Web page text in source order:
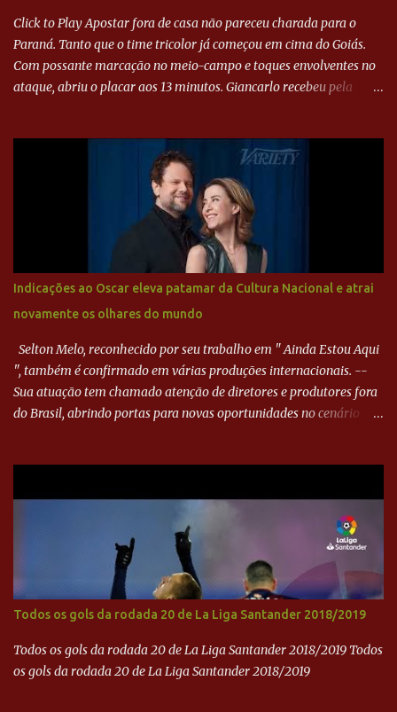
Click to Play Apostar fora de casa não pareceu charada para o
Paraná. Tanto que o time tricolor já começou em cima do Goiás.
Com possante marcação no meio-campo e toques envolventes no
ataque, abriu o placar aos 13 minutos. Giancarlo recebeu pela
Paraná ampliou a vantagem aos 21 minutos. Éverton Garroni
desviou cruzamento de cabeça e, mesmo de costas, incidiu o canto
direito de Harlei. O goleiro esmeraldino se esticou e até tocou na
bola, mas não o suficiente para desviar sua trajetória. O ataque do
Goiás era nulo, tanto que o Paraná seguiu em cima. Aos 32
minutos, Jefferson cabeceou e Harlei fez grande defesa. Seis
minutos depois, Wellington encheu o pé e quase surpreendeu o
goleiro rival, que novamente defendeu. No fim, Jefferson teve
outra boa chance, mas parou no goleiro. Gol para matar espera...
Indicações ao Oscar eleva patamar da Cultura Nacional e atrai
novamente os olhares do mundo
Selton Melo, reconhecido por seu trabalho em " Ainda Estou Aqui
", também é confirmado em várias produções internacionais. --
Sua atuação tem chamado atenção de diretores e produtores fora
do Brasil, abrindo portas para novas oportunidades no cenário
Todos os gols da rodada 20 de La Liga Santander 2018/2019
Todos os gols da rodada 20 de La Liga Santander 2018/2019 Todos
os gols da rodada 20 de La Liga Santander 2018/2019